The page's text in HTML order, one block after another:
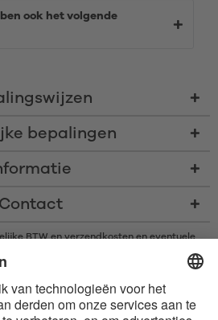
ook het volgende
bepalingen
Contact
BTW en verzendkosten en eventuele
indien niet anders beschreven
SIG, Inc. en elk gebruik van dergelijke